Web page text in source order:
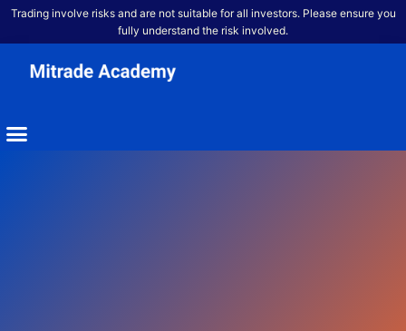
Trading involve risks and are not suitable for all investors. Please ensure you
fully understand the risk involved.